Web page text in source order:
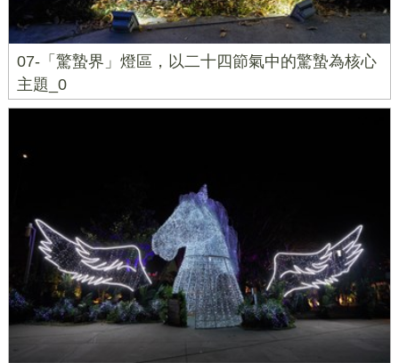
07-「驚蟄界」燈區，以二十四節氣中的驚蟄為核心
主題_0